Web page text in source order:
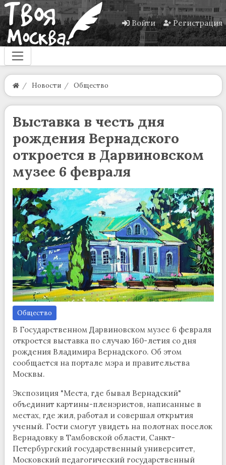
Войти Регистрация
Новости Общество
Выставка в честь дня
рождения Вернадского
откроется в Дарвиновском
музее 6 февраля
Общество
В Государственном Дарвиновском музее 6 февраля
откроется выставка по случаю 160-летия со дня
рождения Владимира Вернадского. Об этом
сообщается на портале мэра и правительства
Москвы.
Экспозиция "Места, где бывал Вернадский"
объединит картины-пленэристов, написанные в
местах, где жил, работал и совершал открытия
ученый. Гости смогут увидеть на полотнах поселок
Вернадовку в Тамбовской области, Санкт-
Петербургский государственный университет,
Московский педагогический государственный